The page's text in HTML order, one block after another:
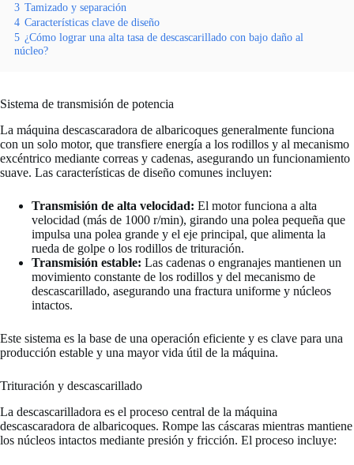
3 Tamizado y separación
4 Características clave de diseño
5 ¿Cómo lograr una alta tasa de descascarillado con bajo daño al
núcleo?
Sistema de transmisión de potencia
La máquina descascaradora de albaricoques generalmente funciona
con un solo motor, que transfiere energía a los rodillos y al mecanismo
excéntrico mediante correas y cadenas, asegurando un funcionamiento
suave. Las características de diseño comunes incluyen:
Transmisión de alta velocidad: El motor funciona a alta
velocidad (más de 1000 r/min), girando una polea pequeña que
impulsa una polea grande y el eje principal, que alimenta la
rueda de golpe o los rodillos de trituración.
Transmisión estable: Las cadenas o engranajes mantienen un
movimiento constante de los rodillos y del mecanismo de
descascarillado, asegurando una fractura uniforme y núcleos
intactos.
Este sistema es la base de una operación eficiente y es clave para una
producción estable y una mayor vida útil de la máquina.
Trituración y descascarillado
La descascarilladora es el proceso central de la máquina
descascaradora de albaricoques. Rompe las cáscaras mientras mantiene
los núcleos intactos mediante presión y fricción. El proceso incluye: